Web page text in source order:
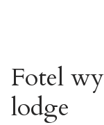
Fotel
lodge